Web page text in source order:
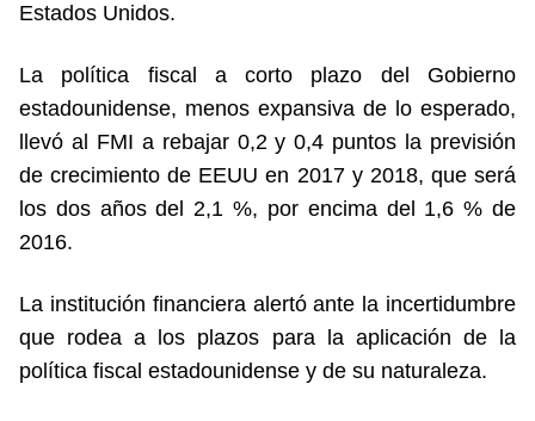
Estados Unidos.
La política fiscal a corto plazo del Gobierno
estadounidense, menos expansiva de lo esperado,
llevó al FMI a rebajar 0,2 y 0,4 puntos la previsión
de crecimiento de EEUU en 2017 y 2018, que será
los dos años del 2,1 %, por encima del 1,6 % de
2016.
La institución financiera alertó ante la incertidumbre
que rodea a los plazos para la aplicación de la
política fiscal estadounidense y de su naturaleza.